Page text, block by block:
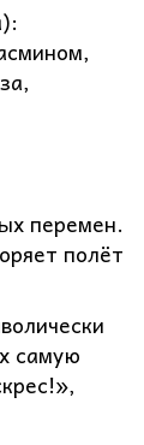
перемен.
полёт
самую